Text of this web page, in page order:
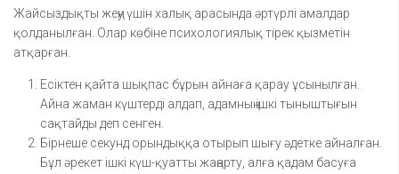
Жайсыздықты жеңу үшін халық арасында әртүрлі амалдар
қолданылған. Олар көбіне психологиялық тірек қызметін
атқарған.
Есіктен қайта шықпас бұрын айнаға қарау ұсынылған.
Айна жаман күштерді алдап, адамның ішкі тыныштығын
сақтайды деп сенген.
Бірнеше секунд орындыққа отырып шығу әдетке айналған.
Бұл әрекет ішкі күш-қуатты жаңарту, алға қадам басуға